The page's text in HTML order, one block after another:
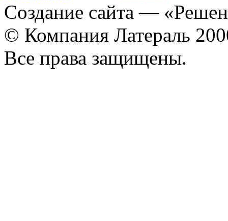
Создание сайта —
© Компания Латераль
Все права защищены.